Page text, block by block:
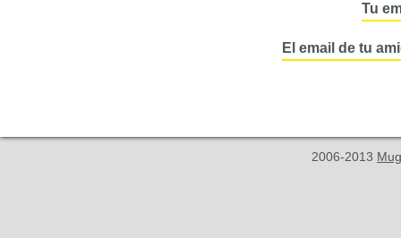
Tu
El email de tu
2006-2013